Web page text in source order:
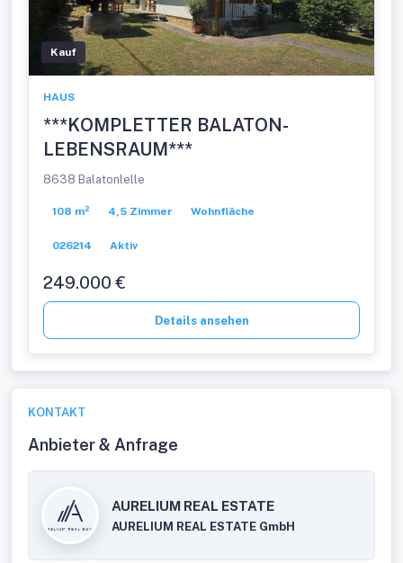
Kauf
HAUS
***KOMPLETTER BALATON-
LEBENSRAUM***
8638 Balatonlelle
108 m² 4,5 Zimmer Wohnfläche
026214 Aktiv
249.000 €
Details ansehen
KONTAKT
Anbieter & Anfrage
AURELIUM REAL ESTATE
AURELIUM REAL ESTATE GmbH